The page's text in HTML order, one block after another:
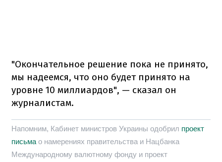
"Окончательное решение пока не принято,
мы надеемся, что оно будет принято на
уровне 10 миллиардов", — сказал он
журналистам.
Напомним, Кабинет министров Украины одобрил проект
письма о намерениях правительства и Нацбанка
Международному валютному фонду и проект